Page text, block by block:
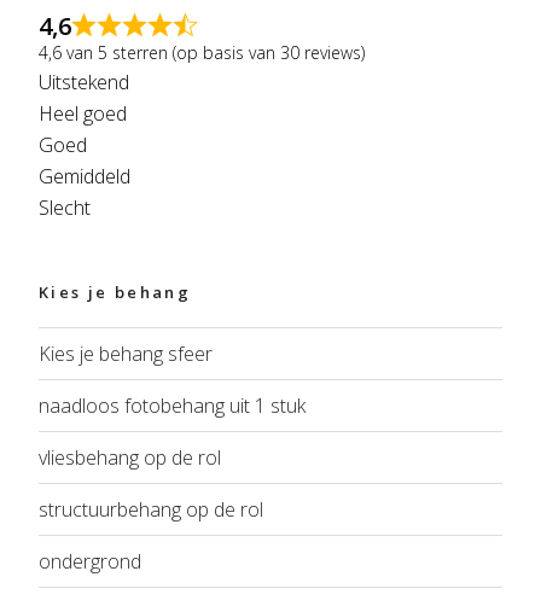
4,6
4,6 van 5 sterren (op basis van 30 reviews)
Uitstekend
Heel goed
Goed
Gemiddeld
Slecht
Kies je behang
Kies je behang sfeer
naadloos fotobehang uit 1 stuk
vliesbehang op de rol
structuurbehang op de rol
ondergrond